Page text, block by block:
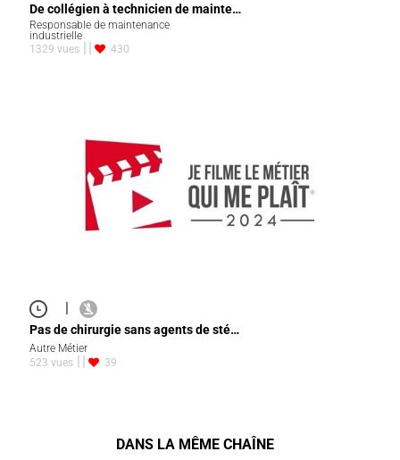
De collégien à technicien de mainte…
Responsable de maintenance
industrielle
1329 vues
430
|
Pas de chirurgie sans agents de sté…
Autre Métier
523 vues
39
DANS LA MÊME CHAÎNE